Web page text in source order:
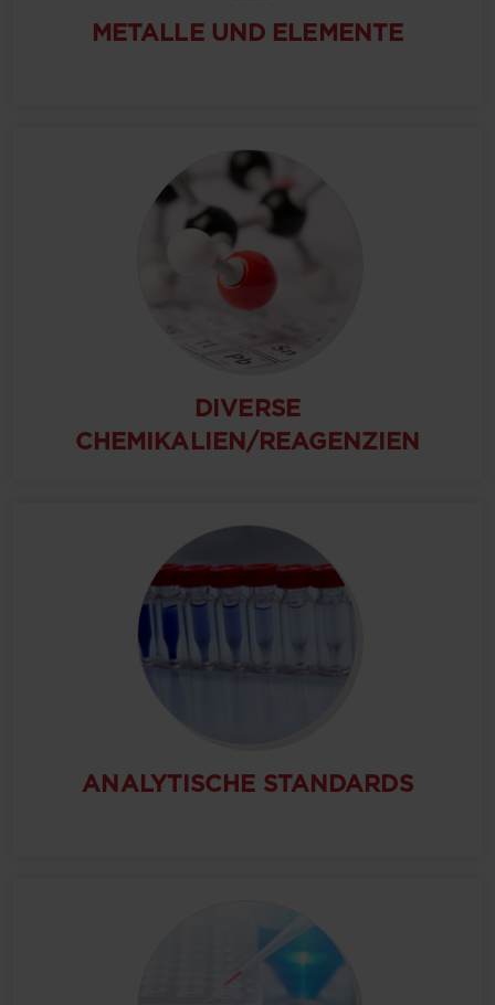
METALLE UND ELEMENTE
DIVERSE
CHEMIKALIEN/REAGENZIEN
ANALYTISCHE STANDARDS